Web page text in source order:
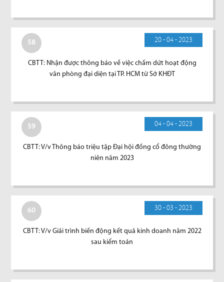
58 20 - 04 - 2023
CBTT: Nhận được thông báo về việc chấm dứt hoạt động
văn phòng đại diện tại TP. HCM từ Sở KHĐT
59 04 - 04 - 2023
CBTT: V/v Thông báo triệu tập Đại hội đồng cổ đông thường
niên năm 2023
60 30 - 03 - 2023
CBTT: V/v Giải trình biến động kết quả kinh doanh năm 2022
sau kiểm toán